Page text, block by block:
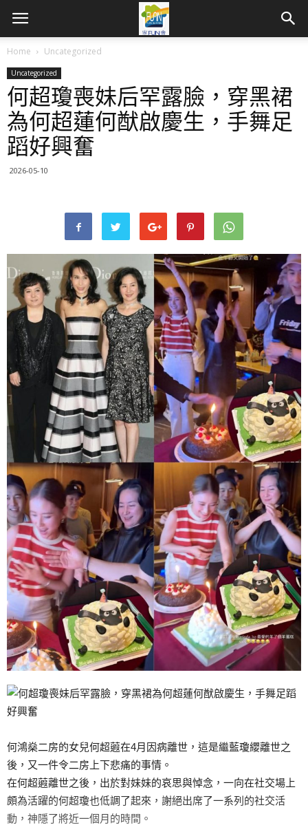
Home Uncategorized
Uncategorized
何超瓊喪妹后罕露臉，穿黑裙
為何超蓮何猷啟慶生，手舞足
蹈好興奮
2026-05-10
何鴻燊二房的女兒何超蕸在4月因病離世，這是繼藍瓊纓離世之
後，又一件令二房上下悲痛的事情。
在何超蕸離世之後，出於對妹妹的哀思與悼念，一向在社交場上
頗為活躍的何超瓊也低調了起來，謝絕出席了一系列的社交活
動，神隱了將近一個月的時間。